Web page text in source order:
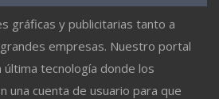
gráficas y publicitarias tanto a
empresas. Nuestro portal
tecnología donde los
una cuenta de usuario para que